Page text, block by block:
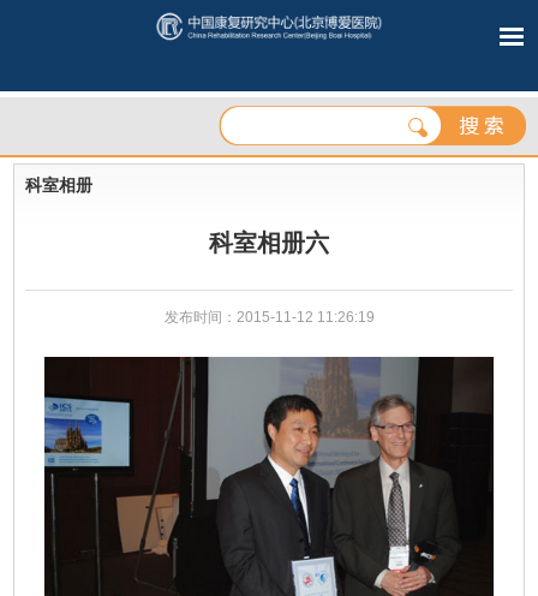
科室相册
科室相册六
发布时间：2015-11-12 11:26:19